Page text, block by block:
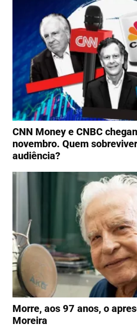
CNN Money e CNBC
novembro. Quem
audiência?
Morre, aos 97 anos, o
Moreira